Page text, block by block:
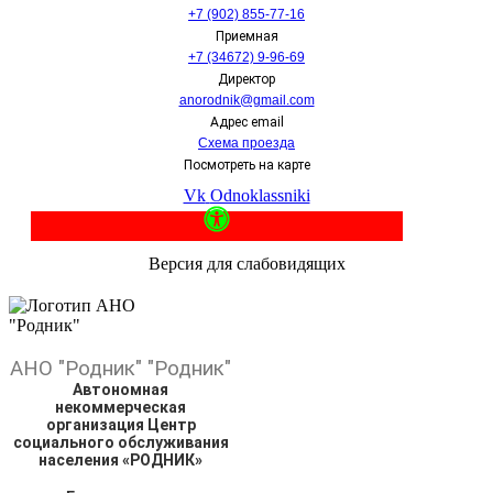
+7 (902) 855-77-16
Приемная
+7 (34672) 9-96-69
Директор
anorodnik@gmail.com
Адрес email
Схема проезда
Посмотреть на карте
Vk Odnoklassniki
Версия для слабовидящих
АНО "Родник" "Родник"
Автономная
некоммерческая
организация Центр
социального обслуживания
населения «РОДНИК»